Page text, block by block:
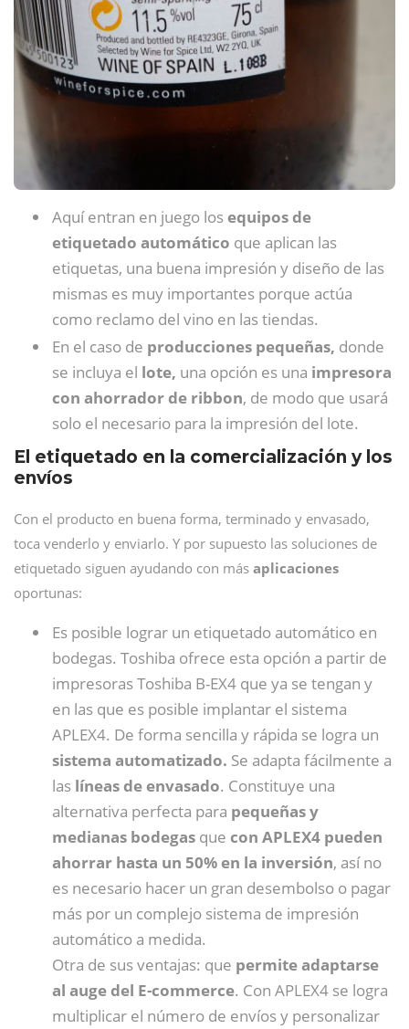
Aquí entran en juego losequipos de
etiquetado automático que aplican las
etiquetas, una buena impresión y diseño de las
mismas es muy importantes porque actúa
como reclamo del vino en las tiendas.
En el caso de producciones pequeñas, donde
se incluya el lote, una opción es una impresora
con ahorrador de ribbon, de modo que usará
solo el necesario para la impresión del lote.
El etiquetado en la comercialización y los
envíos
Con el producto en buena forma, terminado y envasado,
toca venderlo y enviarlo. Y por supuesto las soluciones de
etiquetado siguen ayudando con más aplicaciones
oportunas:
Es posible lograr un etiquetado automático en
bodegas. Toshiba ofrece esta opción a partir de
impresoras Toshiba B-EX4 que ya se tengan y
en las que es posible implantar el sistema
APLEX4. De forma sencilla y rápida se logra un
sistema automatizado. Se adapta fácilmente a
las líneas de envasado. Constituye una
alternativa perfecta para pequeñas y
medianas bodegas que con APLEX4 pueden
ahorrar hasta un 50% en la inversión, así no
es necesario hacer un gran desembolso o pagar
más por un complejo sistema de impresión
automático a medida.
Otra de sus ventajas: que permite adaptarse
al auge del E-commerce. Con APLEX4 se logra
multiplicar el número de envíos y personalizar